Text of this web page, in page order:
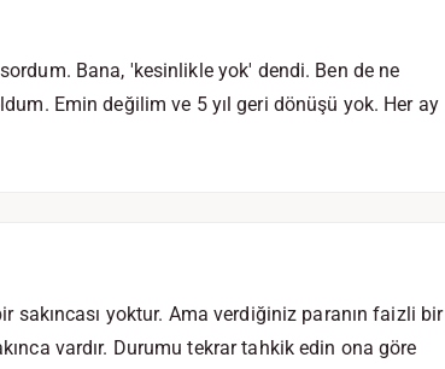
Bana, 'kesinlikle yok' dendi. Ben de ne
Emin değilim ve 5 yıl geri dönüşü yok. Her ay
sakıncası yoktur. Ama verdiğiniz paranın faizli bir
vardır. Durumu tekrar tahkik edin ona göre